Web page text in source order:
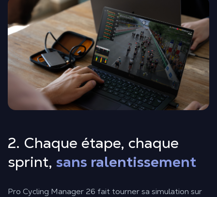
2. Chaque étape, chaque
sprint, sans ralentissement
Pro Cycling Manager 26 fait tourner sa simulation sur